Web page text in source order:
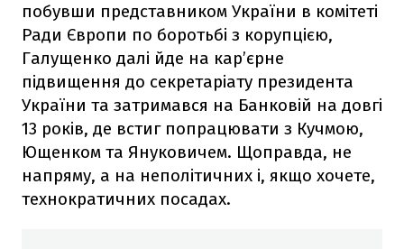
побувши представником України в комітеті
Ради Європи по боротьбі з корупцією,
Галущенко далі йде на кар’єрне
підвищення до секретаріату президента
України та затримався на Банковій на довгі
13 років, де встиг попрацювати з Кучмою,
Ющенком та Януковичем. Щоправда, не
напряму, а на неполітичних і, якщо хочете,
технократичних посадах.